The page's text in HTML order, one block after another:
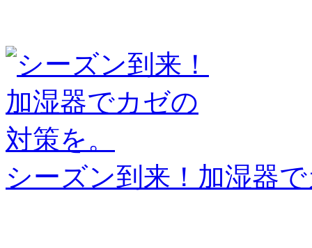
シーズン到来！加湿器